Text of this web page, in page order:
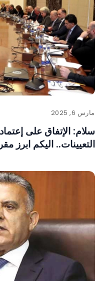
مارس 6, 2025
سلام: الإتفاق على
التعيينات.. اليكم ابرز